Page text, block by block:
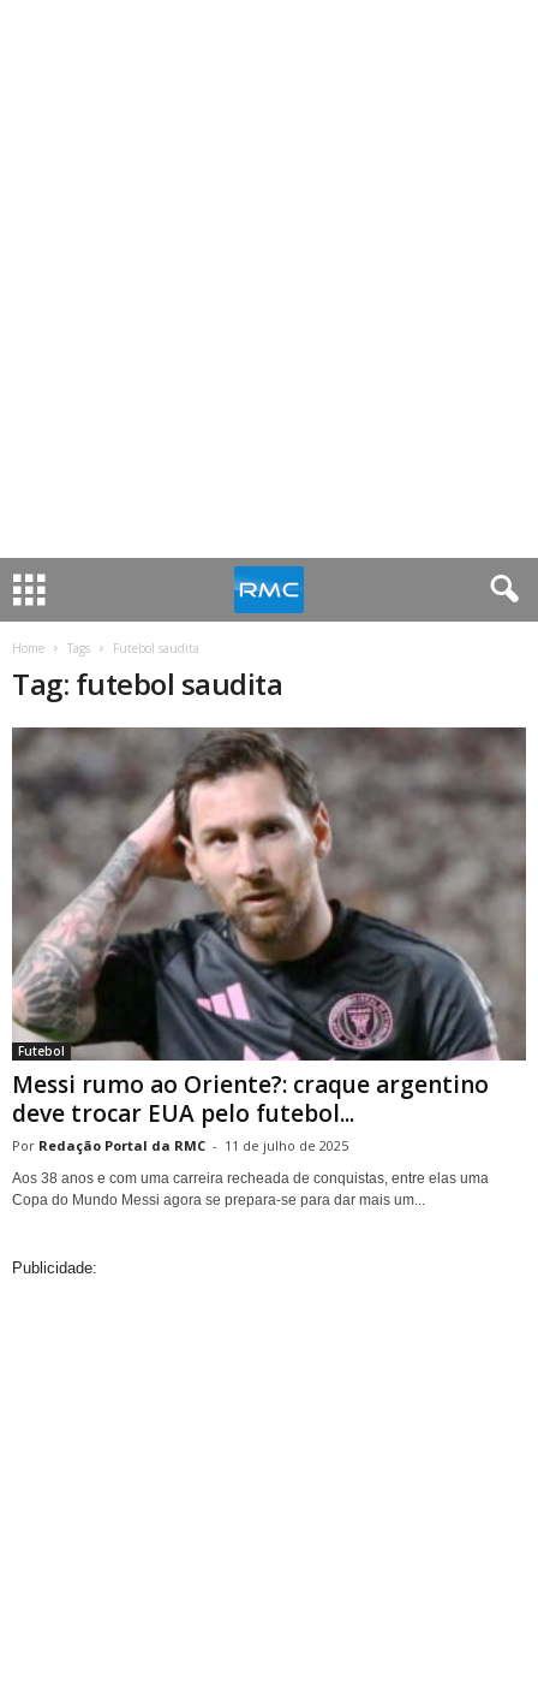
Home Tags Futebol saudita
Tag: futebol saudita
Futebol
Messi rumo ao Oriente?: craque argentino
deve trocar EUA pelo futebol...
Redação Portal da RMC - 11 de julho de 2025
Aos 38 anos e com uma carreira recheada de conquistas, entre elas uma
Copa do Mundo Messi agora se prepara-se para dar mais um...
Publicidade: